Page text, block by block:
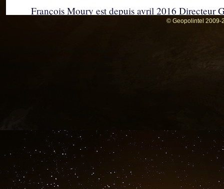
François Moury est depuis avril 2016 Directeur
Jérémie Auvergne 2, Président de sociétés,
© Geopolintel 2009-